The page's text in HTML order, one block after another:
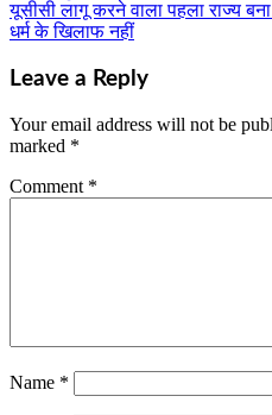
navigation
यूसीसी लागू करने वाला पहला राज्य
धर्म के खिलाफ नहीं
Leave a Reply
Your email address will not be
marked *
Comment *
Name *